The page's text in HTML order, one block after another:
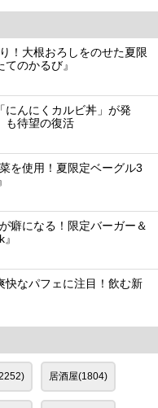
！大根おろしをのせた夏限
のかるび』
にんにくカルビ丼」が発
も待望の復活
を使用！夏限定ベーグル3
癖になる！限定バーガー＆
快なパフェに注目！飲む新
居酒屋(1804)